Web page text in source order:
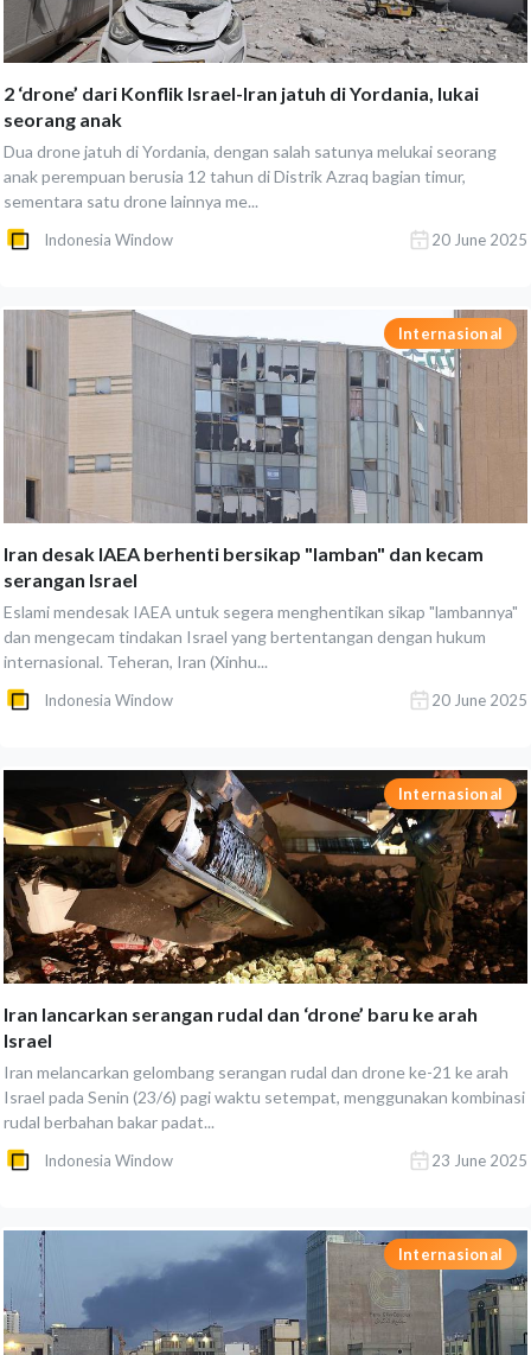
2 ‘drone’ dari Konflik Israel-Iran jatuh di Yordania, lukai
seorang anak
Dua drone jatuh di Yordania, dengan salah satunya melukai seorang
anak perempuan berusia 12 tahun di Distrik Azraq bagian timur,
sementara satu drone lainnya me...
Indonesia Window 20 June 2025
Internasional
Iran desak IAEA berhenti bersikap "lamban" dan kecam
serangan Israel
Eslami mendesak IAEA untuk segera menghentikan sikap "lambannya"
dan mengecam tindakan Israel yang bertentangan dengan hukum
internasional. Teheran, Iran (Xinhu...
Indonesia Window 20 June 2025
Internasional
Iran lancarkan serangan rudal dan ‘drone’ baru ke arah
Israel
Iran melancarkan gelombang serangan rudal dan drone ke-21 ke arah
Israel pada Senin (23/6) pagi waktu setempat, menggunakan kombinasi
rudal berbahan bakar padat...
Indonesia Window 23 June 2025
Internasional